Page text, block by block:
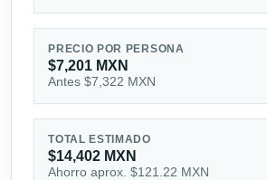
PRECIO POR PERSONA
$7,201 MXN
Antes $7,322 MXN
TOTAL ESTIMADO
$14,402 MXN
Ahorro aprox. $121.22 MXN